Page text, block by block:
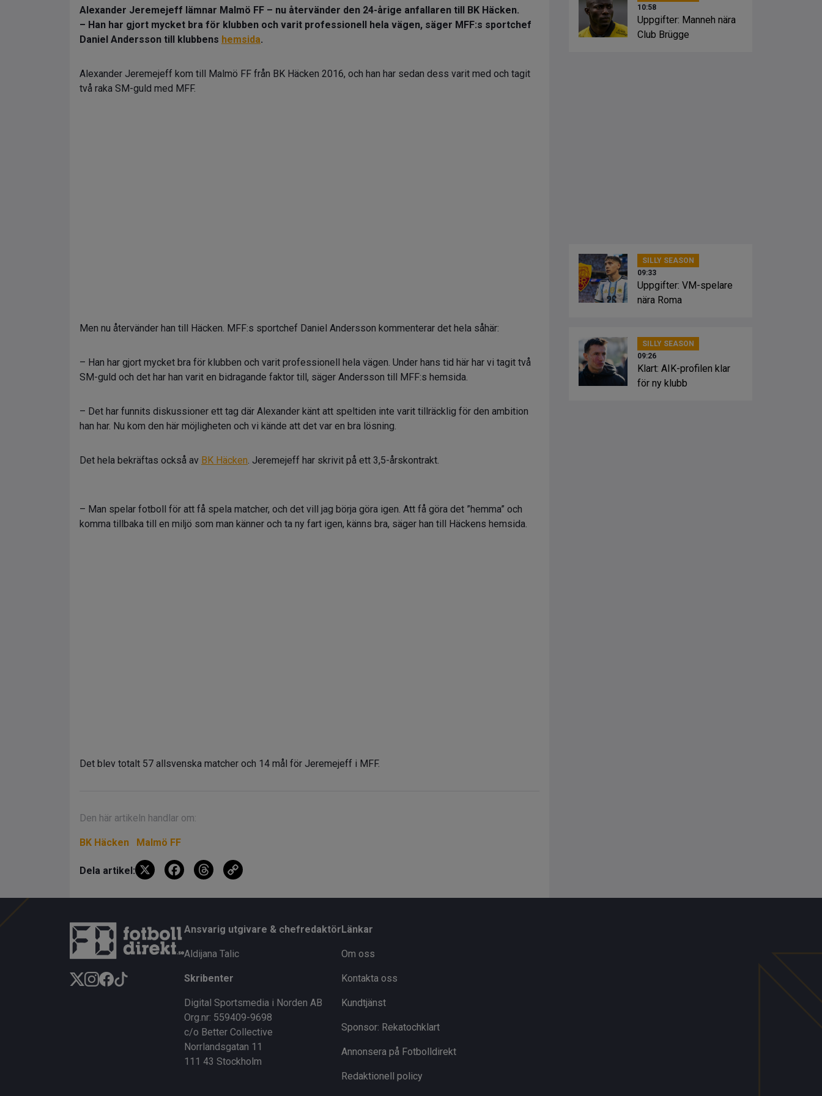
Alexander Jeremejeff lämnar Malmö FF – nu återvänder den 24-årige anfallaren till BK Häcken.
– Han har gjort mycket bra för klubben och varit professionell hela vägen, säger MFF:s sportchef
Daniel Andersson till klubbens hemsida.
Alexander Jeremejeff kom till Malmö FF från BK Häcken 2016, och han har sedan dess varit med och tagit
två raka SM-guld med MFF.
Men nu återvänder han till Häcken. MFF:s sportchef Daniel Andersson kommenterar det hela såhär:
– Han har gjort mycket bra för klubben och varit professionell hela vägen. Under hans tid här har vi tagit två
SM-guld och det har han varit en bidragande faktor till, säger Andersson till MFF:s hemsida.
– Det har funnits diskussioner ett tag där Alexander känt att speltiden inte varit tillräcklig för den ambition
han har. Nu kom den här möjligheten och vi kände att det var en bra lösning.
Det hela bekräftas också av BK Häcken. Jeremejeff har skrivit på ett 3,5-årskontrakt.
– Man spelar fotboll för att få spela matcher, och det vill jag börja göra igen. Att få göra det ”hemma” och
komma tillbaka till en miljö som man känner och ta ny fart igen, känns bra, säger han till Häckens hemsida.
Det blev totalt 57 allsvenska matcher och 14 mål för Jeremejeff i MFF.
Den här artikeln handlar om:
BK Häcken Malmö FF
Dela artikel: X
F
b
o
k
T
a
d
Li
10:58
Uppgifter: Manneh nära
Club Brügge
SILLY SEASON
09:33
Uppgifter: VM-spelare
nära Roma
SILLY SEASON
09:26
Klart: AIK-profilen klar
för ny klubb
Ansvarig utgivare & chefredaktör
Aldijana Talic
Skribenter
Digital Sportsmedia i Norden AB
Org.nr: 559409-9698
c/o Better Collective
Norrlandsgatan 11
111 43 Stockholm
Länkar
Om oss
Kontakta oss
Kundtjänst
Sponsor: Rekatochklart
Annonsera på Fotbolldirekt
Redaktionell policy